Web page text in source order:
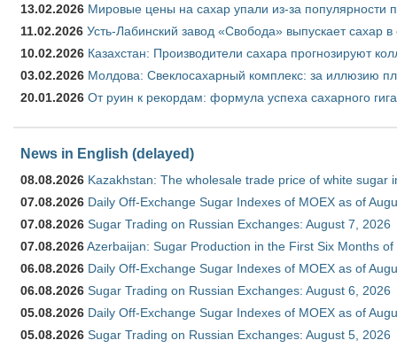
13.02.2026 Мировые цены на сахар упали из-за популярности
11.02.2026 Усть-Лабинский завод «Свобода» выпускает сахар в
10.02.2026 Казахстан: Производители сахара прогнозируют
03.02.2026 Молдова: Свеклосахарный комплекс: за иллюзию
20.01.2026 От руин к рекордам: формула успеха сахарного
News in English (delayed)
08.08.2026 Kazakhstan: The wholesale trade price of white sugar
07.08.2026 Daily Off-Exchange Sugar Indexes of MOEX as of
07.08.2026 Sugar Trading on Russian Exchanges: August 7, 2026
07.08.2026Azerbaijan: Sugar Production in the First Six Months of
06.08.2026 Daily Off-Exchange Sugar Indexes of MOEX as of
06.08.2026 Sugar Trading on Russian Exchanges: August 6, 2026
05.08.2026 Daily Off-Exchange Sugar Indexes of MOEX as of
05.08.2026 Sugar Trading on Russian Exchanges: August 5, 2026